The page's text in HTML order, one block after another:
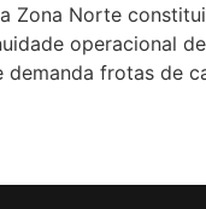
Zona Norte
operacional
demanda frotas de